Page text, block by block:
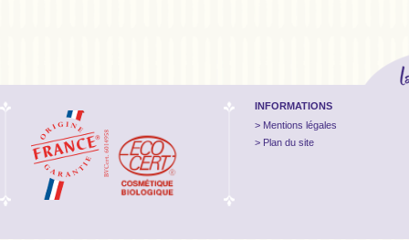
INFORMATIONS
Mentions légales
Plan du site